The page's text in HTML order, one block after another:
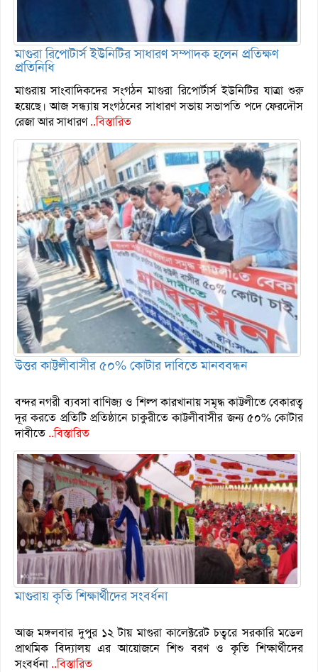
মাগুরা রিপোটার্স ইউনিটির সাধারণ সম্পাদক হলেন প্রতিক্ষণ
প্রতিনিধি
মাগুরায় সাংবাদিকদের সংগঠন মাগুরা রিপোর্টার্স ইউনিটির যাত্রা শুরু
হয়েছে। আজ সন্ধ্যায় সংগঠনের সাধারণ সভায় সভাপতি পদে ফেরদৌস
রেজা আর সাধারণ..বিস্তারিত
উত্তর কাট্টলীবাসীর ৫০% কোটার দাবিতে মানববন্ধন
বন্দর নগরী ব্যবসা বাণিজ্য ও শিল্প কারখানায় সমৃদ্ধ কাট্টলীতে বেকারত্ব
দূর করতে প্রতিটি প্রতিষ্ঠানে চাকুরীতে কাট্টলীবাসীর জন্য ৫০% কোটার
দাবীতে ..বিস্তারিত
মাগুরায় কৃতি শিক্ষার্থীদের সংবর্ধনা
আজ মঙ্গলবার দুপুর ১২ টায় মাগুরা কালেক্টরেট চত্বরে সরকারি মডেল
প্রাথমিক বিদ্যালয় এর আয়োজনে শিশু বরণ ও কৃতি শিক্ষার্থীদের
সংবর্ধনা..বিস্তারিত